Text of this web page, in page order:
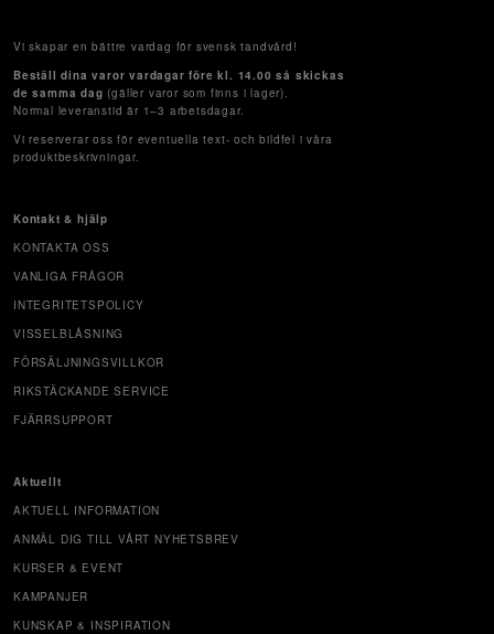
Vi skapar en bättre vardag för svensk tandvård!
Beställ dina varor vardagar före kl. 14.00 så skickas
de samma dag(gäller varor som finns i lager).
Normal leveranstid är 1–3 arbetsdagar.
Vi reserverar oss för eventuella text- och bildfel i våra
produktbeskrivningar.
Kontakt & hjälp
KONTAKTA OSS
VANLIGA FRÅGOR
INTEGRITETSPOLICY
VISSELBLÅSNING
FÖRSÄLJNINGSVILLKOR
RIKSTÄCKANDE SERVICE
FJÄRRSUPPORT
Aktuellt
AKTUELL INFORMATION
ANMÄL DIG TILL VÅRT NYHETSBREV
KURSER & EVENT
KAMPANJER
KUNSKAP & INSPIRATION